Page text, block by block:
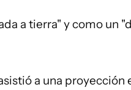
a tierra" y como un
a una proyección